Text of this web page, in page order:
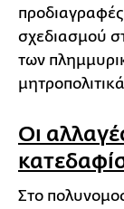
σχεδιασμού
των
Οι
Στο